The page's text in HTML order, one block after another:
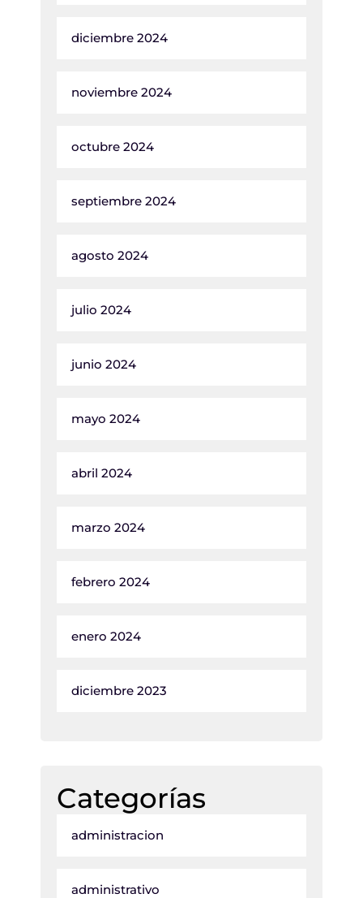
diciembre 2024
noviembre 2024
octubre 2024
septiembre 2024
agosto 2024
julio 2024
junio 2024
mayo 2024
abril 2024
marzo 2024
febrero 2024
enero 2024
diciembre 2023
Categorías
administracion
administrativo